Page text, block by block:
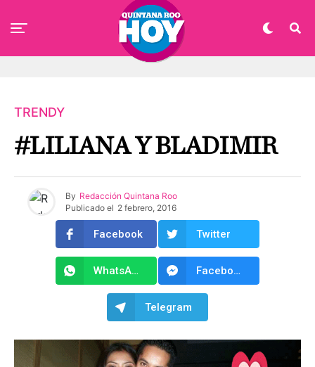
TRENDY
#LILIANA Y BLADIMIR
By Redacción Quintana Roo
Publicado el 2 febrero, 2016
Facebook Twitter
WhatsApp Facebook Messenger
Telegram